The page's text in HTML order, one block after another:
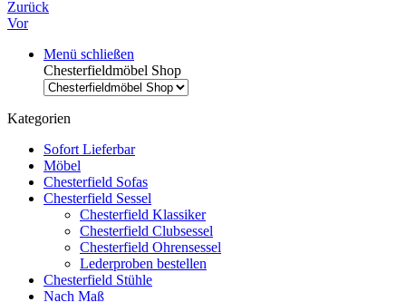
Zurück
Vor
Menü schließen
Chesterfieldmöbel Shop
Kategorien
Sofort Lieferbar
Möbel
Chesterfield Sofas
Chesterfield Sessel
Chesterfield Klassiker
Chesterfield Clubsessel
Chesterfield Ohrensessel
Lederproben bestellen
Chesterfield Stühle
Nach Maß